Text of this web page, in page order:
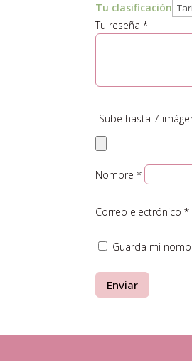
Tu clasificación
Tu reseña*
Sube hasta 7
Nombre*
Correo electrónico*
Guarda mi
Enviar